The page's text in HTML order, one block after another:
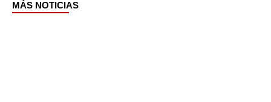
MÁS NOTICIAS